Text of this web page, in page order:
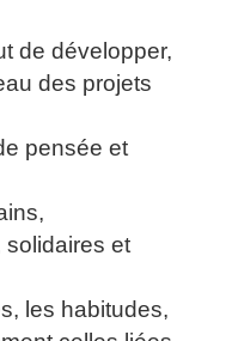
de développer,
des projets
pensée et
et
les habitudes,